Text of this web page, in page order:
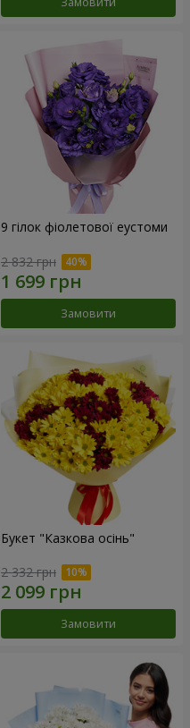
9 гілок фіолетової еустоми
2 832 грн
Замовити
Букет "Казкова осінь"
2 332 грн
Замовити